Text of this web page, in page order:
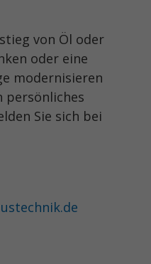
von Öl oder
oder eine
modernisieren
persönliches
Sie sich bei